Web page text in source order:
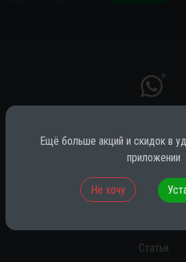
*
* принадлежит компании Meta (признана
РФ)
О нас
Статьи
Ещё больше акций и скидок в
приложении
Не хочу